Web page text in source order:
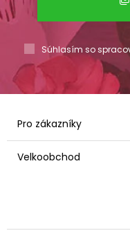
Súhlasím so
Pro zákazníky
Velkoobchod